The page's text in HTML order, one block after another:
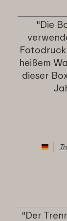
"Die
heißem
dieser
"Der